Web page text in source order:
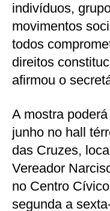
indivíduos,
movimentos
todos
direitos
afirmou o
A mostra
junho no hall
das Cruzes,
Vereador
no Centro
segunda a